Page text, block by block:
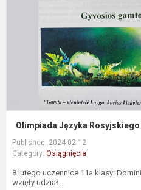
Olimpiada Języka Rosyjskiego
Published: 2024-02-12
Category: Osiągnięcia
8 lutego uczennice 11a klasy:
wzięły udział...